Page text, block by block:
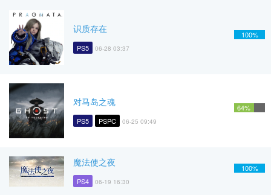
识质存在
PS5 06-28 03:37
100%
对马岛之魂
PS5 PSPC 06-25 09:49
64%
魔法使之夜
PS4 06-19 16:30
100%